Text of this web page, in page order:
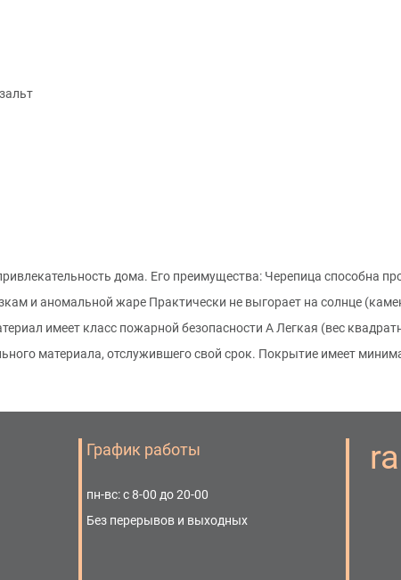
дома. Его преимущества: Черепица способна
и аномальной жаре Практически не выгорает на солнце
имеет класс пожарной безопасности А Легкая (вес
материала, отслужившего свой срок. Покрытие имеет
График работы
пн-вс: с 8-00 до 20-00
Без перерывов и выходных